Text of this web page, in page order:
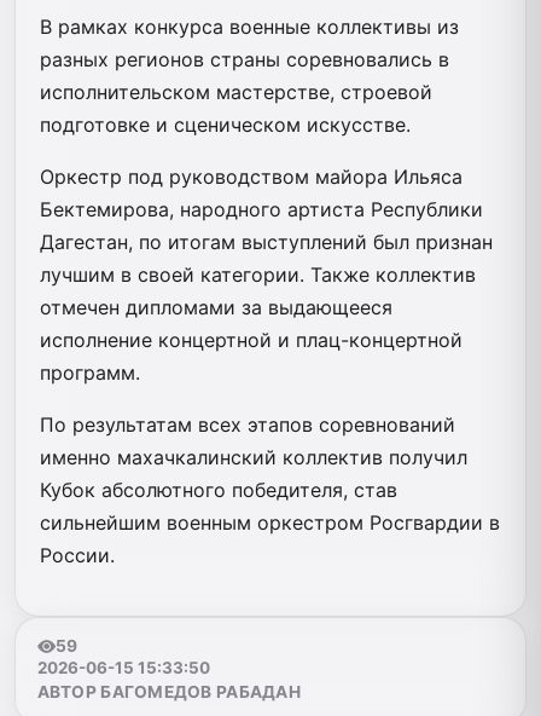
В рамках конкурса военные коллективы из
разных регионов страны соревновались в
исполнительском мастерстве, строевой
подготовке и сценическом искусстве.
Оркестр под руководством майора Ильяса
Бектемирова, народного артиста Республики
Дагестан, по итогам выступлений был признан
лучшим в своей категории. Также коллектив
отмечен дипломами за выдающееся
исполнение концертной и плац-концертной
программ.
По результатам всех этапов соревнований
именно махачкалинский коллектив получил
Кубок абсолютного победителя, став
сильнейшим военным оркестром Росгвардии в
России.
59
2026-06-15 15:33:50
АВТОР БАГОМЕДОВ РАБАДАН